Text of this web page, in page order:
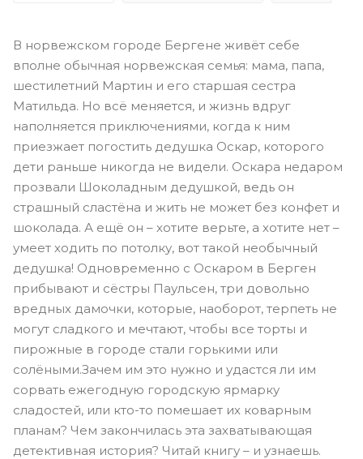
В норвежском городе Бергене живёт себе
вполне обычная норвежская семья: мама, папа,
шестилетний Мартин и его старшая сестра
Матильда. Но всё меняется, и жизнь вдруг
наполняется приключениями, когда к ним
приезжает погостить дедушка Оскар, которого
дети раньше никогда не видели. Оскара недаром
прозвали Шоколадным дедушкой, ведь он
страшный сластёна и жить не может без конфет и
шоколада. А ещё он – хотите верьте, а хотите нет –
умеет ходить по потолку, вот такой необычный
дедушка! Одновременно с Оскаром в Берген
прибывают и сёстры Паульсен, три довольно
вредных дамочки, которые, наоборот, терпеть не
могут сладкого и мечтают, чтобы все торты и
пирожные в городе стали горькими или
солёными.Зачем им это нужно и удастся ли им
сорвать ежегодную городскую ярмарку
сладостей, или кто-то помешает их коварным
планам? Чем закончилась эта захватывающая
детективная история? Читай книгу – и узнаешь.